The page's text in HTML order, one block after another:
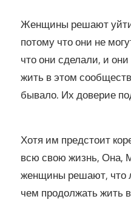
Женщины решают
потому что они не
что они сделали, и
жить в этом
бывало. Их доверие
Хотя им предстоит
всю свою жизнь, Она,
женщины решают, что
чем продолжать жить